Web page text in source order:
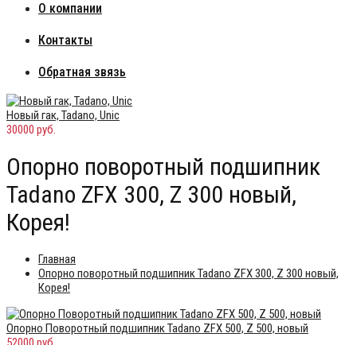
О компании
Контакты
Обратная звязь
Новый гак, Tadano, Unic
30000 руб.
Опорно поворотный подшипник
Tadano ZFX 300, Z 300 новый,
Корея!
Главная
Опорно поворотный подшипник Tadano ZFX 300, Z 300 новый,
Корея!
Опорно Поворотный подшипник Tadano ZFX 500, Z 500, новый